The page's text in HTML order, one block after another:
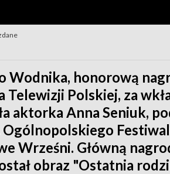
Wodnika, honorową
Telewizji Polskiej, za
aktorka Anna Seniuk,
Ogólnopolskiego
Wrześni. Główną
obraz "Ostatnia